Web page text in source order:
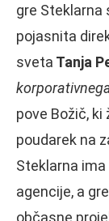
gre Steklarna
pojasnita
sveta Tanja
pove Božič,
poudarek na
Steklarna
agencije, a
občasne